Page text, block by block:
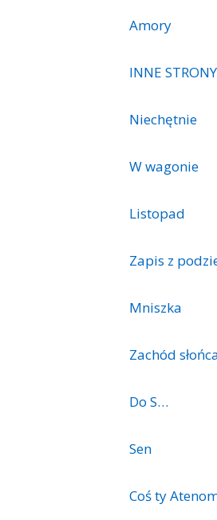
Amory
INNE STRONY
Niechętnie
W wagonie
Listopad
Zapis z
Mniszka
Zachód
Do S…
Sen
Coś ty